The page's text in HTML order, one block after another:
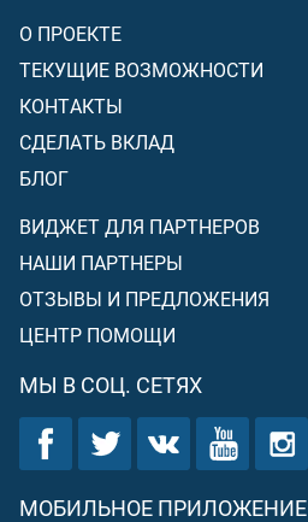
О ПРОЕКТЕ
ТЕКУЩИЕ ВОЗМОЖНОСТИ
КОНТАКТЫ
СДЕЛАТЬ ВКЛАД
БЛОГ
ВИДЖЕТ ДЛЯ ПАРТНЕРОВ
НАШИ ПАРТНЕРЫ
ОТЗЫВЫ И ПРЕДЛОЖЕНИЯ
ЦЕНТР ПОМОЩИ
МЫ В СОЦ. СЕТЯХ
МОБИЛЬНОЕ ПРИЛОЖЕНИЕ